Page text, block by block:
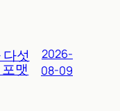
섯
맷
2026-
08-09